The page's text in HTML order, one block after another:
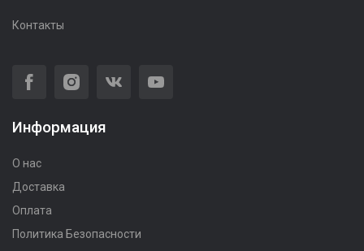
Контакты
Информация
О нас
Доставка
Оплата
Политика Безопасности